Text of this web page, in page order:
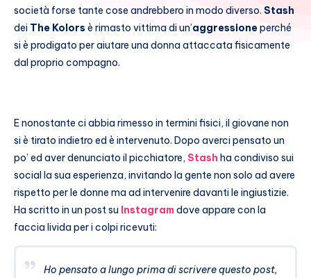
società forse tante cose andrebbero in modo diverso. Stash
dei The Kolors è rimasto vittima di un’aggressioneperché
si è prodigato per aiutare una donna attaccata fisicamente
dal proprio compagno.
E nonostante ci abbia rimesso in termini fisici, il giovane non
si è tirato indietro ed è intervenuto. Dopo averci pensato un
po’ ed aver denunciato il picchiatore, Stash ha condiviso sui
social la sua esperienza, invitando la gente non solo ad avere
rispetto per le donne ma ad intervenire davanti le ingiustizie.
Ha scritto in un post su Instagramdove appare con la
faccia livida per i colpi ricevuti:
Ho pensato a lungo prima di scrivere questo post,